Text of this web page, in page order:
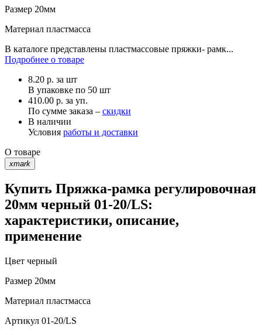
Размер 20мм
Материал пластмасса
В каталоге представлены пластмассовые пряжки- рамк...
Подробнее о товаре
8.20 р. за шт
В упаковке по 50 шт
410.00 р. за уп.
По сумме заказа – скидки
В наличии
Условия работы и доставки
О товаре
xmark
Купить Пряжка-рамка регулировочная
20мм черный 01-20/LS:
характеристики, описание,
применение
Цвет черный
Размер 20мм
Материал пластмасса
Артикул 01-20/LS